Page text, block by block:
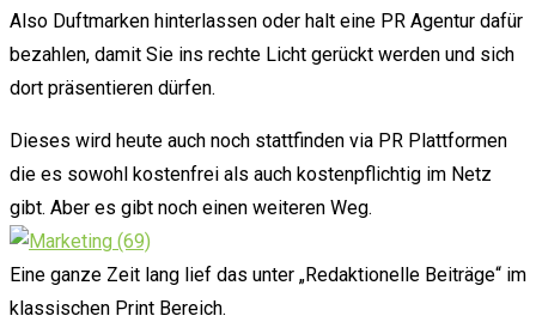
Also Duftmarken hinterlassen oder halt eine PR Agentur dafür
bezahlen, damit Sie ins rechte Licht gerückt werden und sich
dort präsentieren dürfen.
Dieses wird heute auch noch stattfinden via PR Plattformen
die es sowohl kostenfrei als auch kostenpflichtig im Netz
gibt. Aber es gibt noch einen weiteren Weg.
Eine ganze Zeit lang lief das unter „Redaktionelle Beiträge“ im
klassischen Print Bereich.